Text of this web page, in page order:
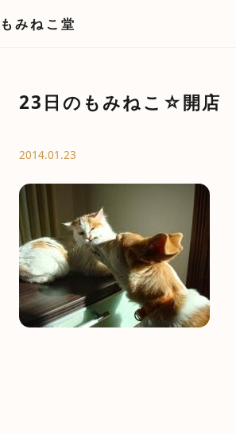
もみねこ堂
23日のもみねこ☆開店
2014.01.23